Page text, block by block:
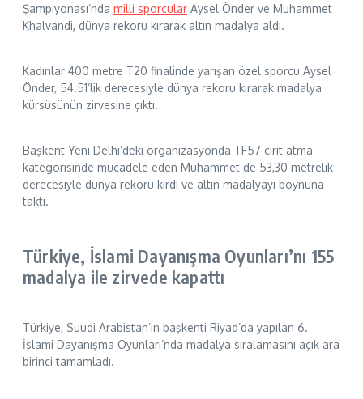
Şampiyonası’nda milli sporcular Aysel Önder ve Muhammet
Khalvandi, dünya rekoru kırarak altın madalya aldı.
Kadınlar 400 metre T20 finalinde yarışan özel sporcu Aysel
Önder, 54.51’lik derecesiyle dünya rekoru kırarak madalya
kürsüsünün zirvesine çıktı.
Başkent Yeni Delhi’deki organizasyonda TF57 cirit atma
kategorisinde mücadele eden Muhammet de 53,30 metrelik
derecesiyle dünya rekoru kırdı ve altın madalyayı boynuna
taktı.
Türkiye, İslami Dayanışma Oyunları’nı 155
madalya ile zirvede kapattı
Türkiye, Suudi Arabistan’ın başkenti Riyad’da yapılan 6.
İslami Dayanışma Oyunları’nda madalya sıralamasını açık ara
birinci tamamladı.